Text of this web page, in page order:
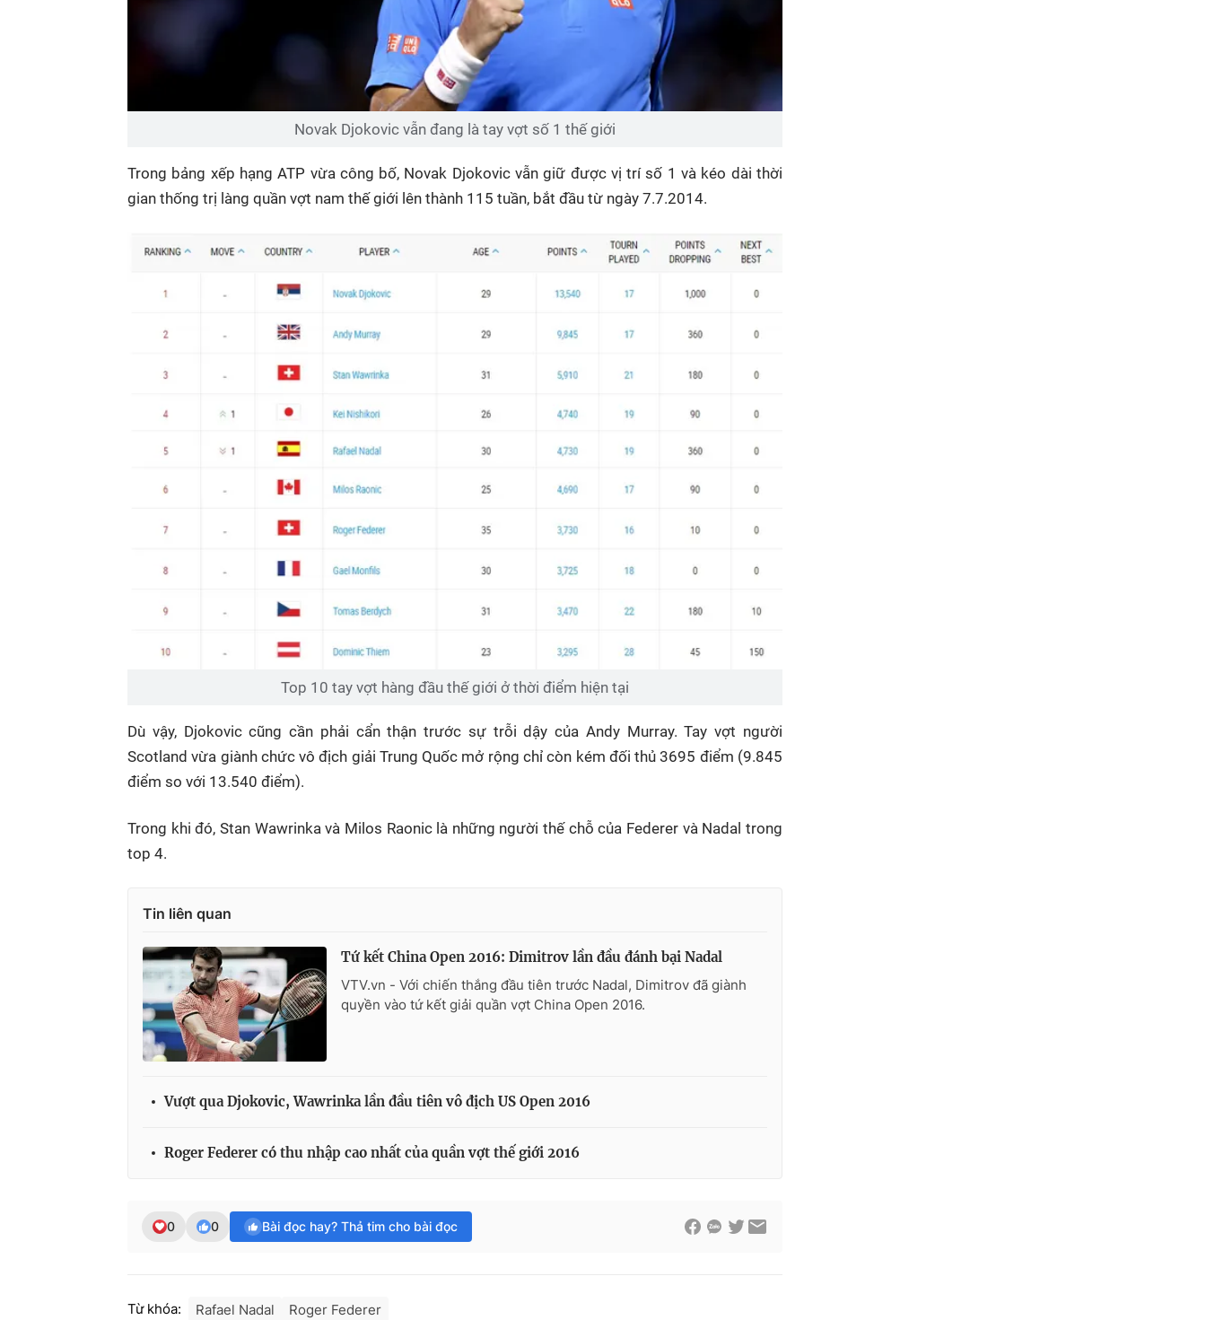
Novak Djokovic vẫn đang là tay vợt số 1 thế giới
Trong bảng xếp hạng ATP vừa công bố, Novak Djokovic vẫn giữ được vị trí số 1 và kéo dài thời
gian thống trị làng quần vợt nam thế giới lên thành 115 tuần, bắt đầu từ ngày 7.7.2014.
Top 10 tay vợt hàng đầu thế giới ở thời điểm hiện tại
Dù vậy, Djokovic cũng cần phải cẩn thận trước sự trỗi dậy của Andy Murray. Tay vợt người
Scotland vừa giành chức vô địch giải Trung Quốc mở rộng chỉ còn kém đối thủ 3695 điểm (9.845
điểm so với 13.540 điểm).
Trong khi đó, Stan Wawrinka và Milos Raonic là những người thế chỗ của Federer và Nadal trong
top 4.
Tin liên quan
Tứ kết China Open 2016: Dimitrov lần đầu đánh bại Nadal
VTV.vn - Với chiến thắng đầu tiên trước Nadal, Dimitrov đã giành
quyền vào tứ kết giải quần vợt China Open 2016.
Vượt qua Djokovic, Wawrinka lần đầu tiên vô địch US Open 2016
Roger Federer có thu nhập cao nhất của quần vợt thế giới 2016
0 0 Bài đọc hay? Thả tim cho bài đọc
Từ khóa: Rafael Nadal Roger Federer